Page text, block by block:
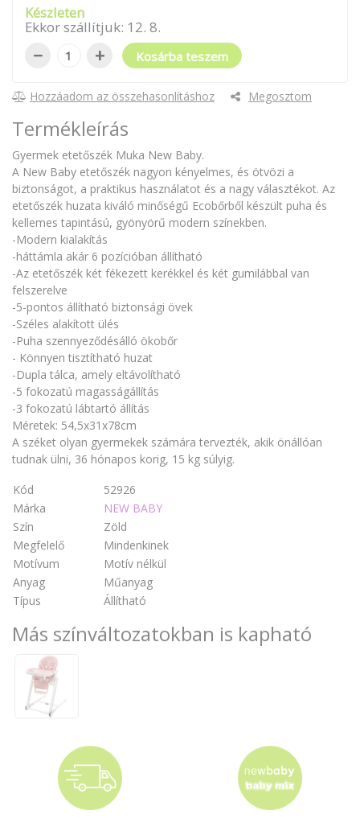
Készleten
Ekkor szállítjuk: 12. 8.
− + Kosárba teszem
Hozzáadom az összehasonlításhoz Megosztom
Termékleírás
Gyermek etetőszék Muka New Baby.
A New Baby etetőszék nagyon kényelmes, és ötvözi a
biztonságot, a praktikus használatot és a nagy választékot. Az
etetőszék huzata kiváló minőségű Ecobőrből készült puha és
kellemes tapintású, gyönyörű modern színekben.
-Modern kialakítás
-háttámla akár 6 pozícióban állítható
-Az etetőszék két fékezett kerékkel és két gumilábbal van
felszerelve
-5-pontos állítható biztonsági övek
-Széles alakított ülés
-Puha szennyeződésálló ökobőr
- Könnyen tisztítható huzat
-Dupla tálca, amely eltávolítható
-5 fokozatú magasságállítás
-3 fokozatú lábtartó állítás
Méretek: 54,5x31x78cm
A széket olyan gyermekek számára tervezték, akik önállóan
tudnak ülni, 36 hónapos korig, 15 kg súlyig.
Kód
52926
Márka
NEW BABY
Szín
Zöld
Megfelelő
Mindenkinek
Motívum
Motív nélkül
Anyag
Műanyag
Típus
Állítható
Más színváltozatokban is kapható